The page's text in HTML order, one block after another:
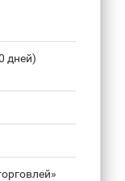
дней)